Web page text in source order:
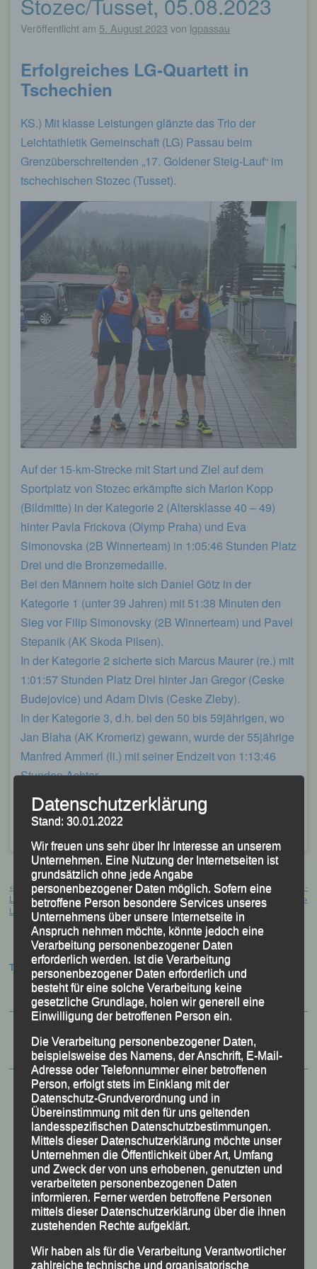
Veröffentlicht am 5. August 2023 von lgpassau
Erfolgreiches LG-Quartett in
Tschechien
KS.) Mit klasse Leistungen glänzte das Trio der
Leichtathletik Gemeinschaft (LG) Passau beim
Grenzüberschreitenden „17. Goldener Steig-Lauf“ im
tschechischen Stozec (Tusset).
Auf der 15-km-Strecke mit Start und Ziel auf dem
Sportplatz von Stozec erkämpfte sich Marion Kopp
(Bildmitte) in der Kategorie 2 (Altersklasse 40 – 49)
hinter Pavla Frickova (Olymp Praha) und Eva
Simonovska (2B Winnerteam) in 1:05:46 Stunden Platz
Drei und die Bronzemedaille.
Bei den Männern holte sich Daniel Götz in der
Kategorie 1 (unter 39 Jahren) mit 51:38 Minuten den
Sieg vor Filip Simonovsky (2B Winnerteam) und Pavel
Stepanik (AK Skoda Pilsen).
In der Kategorie 2 sicherte sich Marcus Maurer (re.) mit
1:01:57 Stunden Platz Drei hinter Jan Gregor (Ceske
Budejovice) und Adam Divis (Ceske Zleby).
In der Kategorie 3, d.h. bei den 50 bis 59jährigen, wo
Jan Blaha (AK Kromeriz) gewann, wurde der 55jährige
Manfred Ammerl (li.) mit seiner Endzeit von 1:13:46
Stunden Achter.
VeröffentlichtinAktuelles,Archiv 2023|Markiert mit
Götz,Goldener Steig-Lauf Manfred Ammerl
Beitragsnavigation
←
„17. Internationalen Josko-
Laufmeeting“, „35. Neustädter
Läufermeeting“
Ergebnisse-Brotjacklriegel-Laufen-
→
Termine:
50 Jahre LG Passau
Festzschrift
Datenschutzerklärung
Stand: 30.01.2022
Wir freuen uns sehr über Ihr Interesse an unserem
Unternehmen. Eine Nutzung der Internetseiten ist
grundsätzlich ohne jede Angabe
personenbezogener Daten möglich. Sofern eine
betroffene Person besondere Services unseres
Unternehmens über unsere Internetseite in
Anspruch nehmen möchte, könnte jedoch eine
Verarbeitung personenbezogener Daten
erforderlich werden. Ist die Verarbeitung
personenbezogener Daten erforderlich und
besteht für eine solche Verarbeitung keine
gesetzliche Grundlage, holen wir generell eine
Einwilligung der betroffenen Person ein.
Die Verarbeitung personenbezogener Daten,
beispielsweise des Namens, der Anschrift, E-Mail-
Adresse oder Telefonnummer einer betroffenen
Person, erfolgt stets im Einklang mit der
Datenschutz-Grundverordnung und in
Übereinstimmung mit den für uns geltenden
landesspezifischen Datenschutzbestimmungen.
Mittels dieser Datenschutzerklärung möchte unser
Unternehmen die Öffentlichkeit über Art, Umfang
und Zweck der von uns erhobenen, genutzten und
verarbeiteten personenbezogenen Daten
informieren. Ferner werden betroffene Personen
mittels dieser Datenschutzerklärung über die ihnen
zustehenden Rechte aufgeklärt.
Wir haben als für die Verarbeitung Verantwortlicher
zahlreiche technische und organisatorische